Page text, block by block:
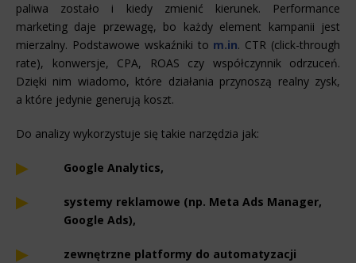
paliwa zostało i kiedy zmienić kierunek. Performance
marketing daje przewagę, bo każdy element kampanii jest
mierzalny. Podstawowe wskaźniki to m.in. CTR (click-through
rate), konwersje, CPA, ROAS czy współczynnik odrzuceń.
Dzięki nim wiadomo, które działania przynoszą realny zysk,
a które jedynie generują koszt.
Do analizy wykorzystuje się takie narzędzia jak:
Google Analytics,
systemy reklamowe (np. Meta Ads Manager,
Google Ads),
zewnętrzne platformy do automatyzacji